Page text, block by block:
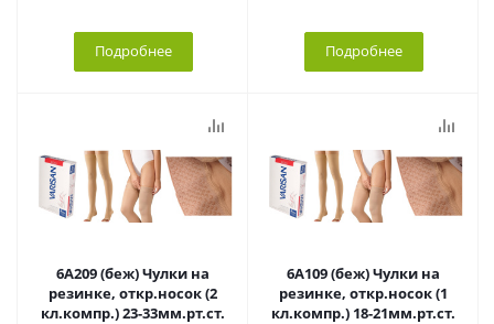
Подробнее Подробнее
6А209 (беж) Чулки на
резинке, откр.носок (2
кл.компр.) 23-33мм.рт.ст.
6А109 (беж) Чулки на
резинке, откр.носок (1
кл.компр.) 18-21мм.рт.ст.